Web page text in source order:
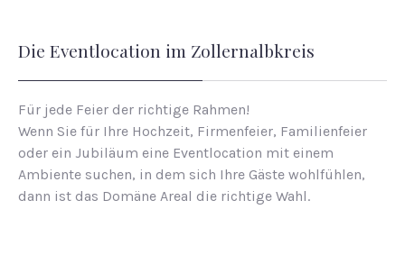
Die Eventlocation im Zollernalbkreis
Für jede Feier der richtige Rahmen!
Wenn Sie für Ihre Hochzeit, Firmenfeier, Familienfeier
oder ein Jubiläum eine Eventlocation mit einem
Ambiente suchen, in dem sich Ihre Gäste wohlfühlen,
dann ist das Domäne Areal die richtige Wahl.